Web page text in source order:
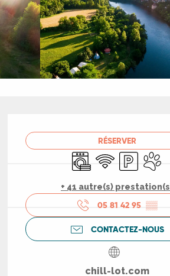
Ouverture
RÉSERVER
Lave linge
WiFi Parking
+ 41 autre(s)
05 81 42 95 ▒▒
CONTACTEZ-NOUS
chill-lot.com